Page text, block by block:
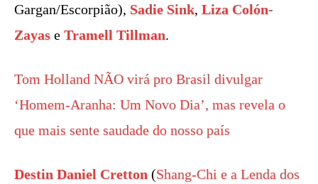
Gargan/Escorpião), Sadie Sink, Liza Colón-
Zayas e Tramell Tillman.
Tom Holland NÃO virá pro Brasil divulgar
‘Homem-Aranha: Um Novo Dia’, mas revela o
que mais sente saudade do nosso país
Destin Daniel Cretton (Shang-Chi e a Lenda dos